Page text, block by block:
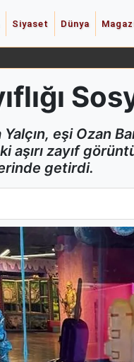
Siyaset Dünya
Verdi
eşi Ozan
zayıf
getirdi.
Medyayı İkiye Böldü